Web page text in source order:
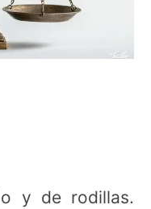
y de rodillas.